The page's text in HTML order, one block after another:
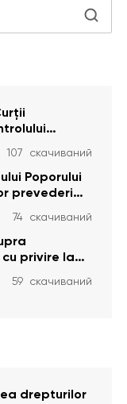
cu privire la
de liberate
107 скачиваний
Poporului
prevederi
de
infracțiuni
74 скачиваний
privire la
59 скачиваний
drepturilor